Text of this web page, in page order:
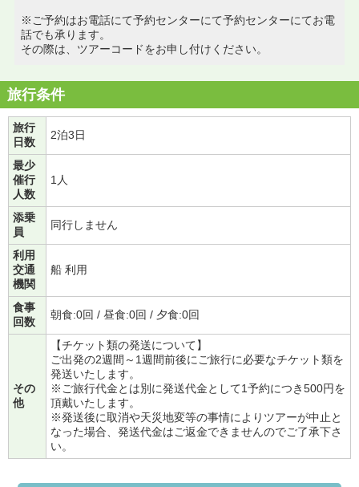
※ご予約はお電話にて予約センターにて予約センターにてお電
話でも承ります。
その際は、ツアーコードをお申し付けください。
旅行条件
旅行
日数
2泊3日
最少
催行
人数
1人
添乗
員
同行しません
利用
交通
機関
船 利用
食事
回数
朝食:0回 / 昼食:0回 / 夕食:0回
その
他
【チケット類の発送について】
ご出発の2週間～1週間前後にご旅行に必要なチケット類を
発送いたします。
※ご旅行代金とは別に発送代金として1予約につき500円を
頂戴いたします。
※発送後に取消や天災地変等の事情によりツアーが中止と
なった場合、発送代金はご返金できませんのでご了承下さ
い。